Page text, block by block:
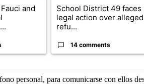
and
School District 49 faces
legal action over alleged
refu...
14 comments
personal, para comunicarse con ellos